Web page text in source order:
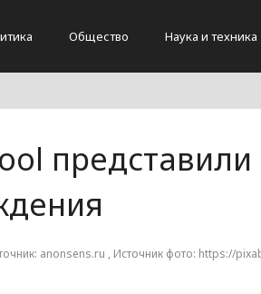
Общество Наука и техника
anonsens.ru , Источник фото: https://